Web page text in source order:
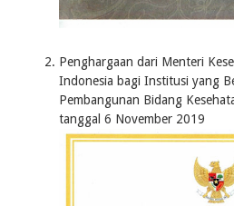
Penghargaan dari Menteri
Indonesia bagi Institusi yang
Pembangunan Bidang
tanggal 6 November 2019